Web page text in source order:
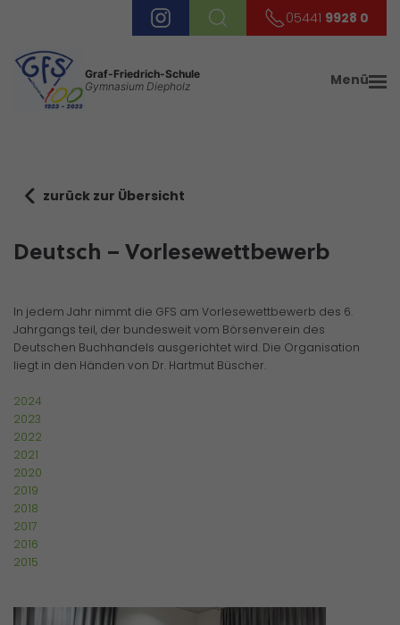
05441 9928 0
Graf-Friedrich-Schule
Gymnasium Diepholz
Menü
zurück zur Übersicht
Deutsch – Vorlesewettbewerb
In jedem Jahr nimmt die GFS am Vorlesewettbewerb des 6.
Jahrgangs teil, der bundesweit vom Börsenverein des
Deutschen Buchhandels ausgerichtet wird. Die Organisation
liegt in den Händen von Dr. Hartmut Büscher.
2024
2023
2022
2021
2020
2019
2018
2017
2016
2015